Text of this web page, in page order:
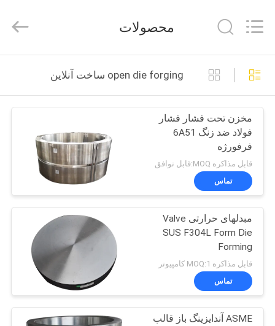
صفحه
اصلی
محصولات
فیلم
های
درباره
کارخانه
Flange
Rights
محصولات
open die forging ساخت آنلاین
مخزن تحت فشار فشار
فولاد ضد زنگ 6A51
فرفورژه
قابل مذاکره MOQ:قابل توافق
تماس
مبدلهای حرارتی Valve
SUS F304L Form Die
Forming
قابل مذاکره MOQ:1 کامپیوتر
تماس
ASME آندایزینگ باز قالب